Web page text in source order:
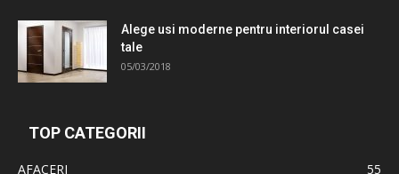
Alege usi moderne pentru interiorul casei
tale
05/03/2018
TOP CATEGORII
AFACERI
55